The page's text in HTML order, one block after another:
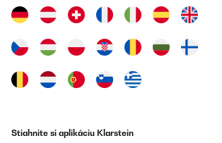
Stiahnite si aplikáciu Klarstein